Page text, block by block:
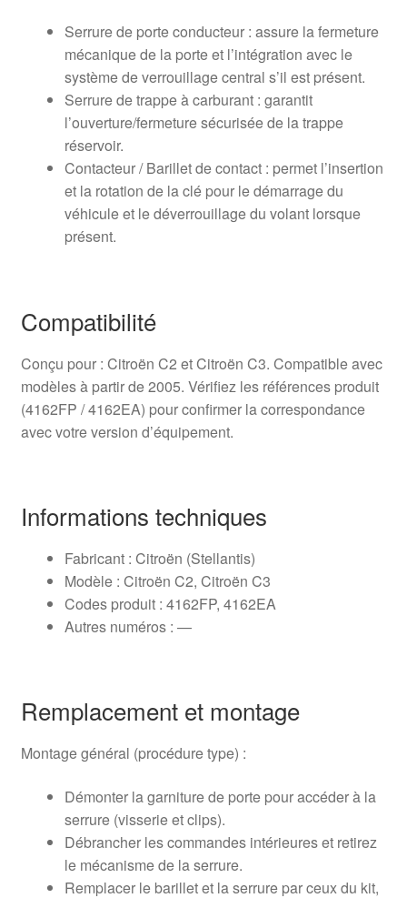
Serrure de porte conducteur : assure la fermeture
mécanique de la porte et l’intégration avec le
système de verrouillage central s’il est présent.
Serrure de trappe à carburant : garantit
l’ouverture/fermeture sécurisée de la trappe
réservoir.
Contacteur / Barillet de contact : permet l’insertion
et la rotation de la clé pour le démarrage du
véhicule et le déverrouillage du volant lorsque
présent.
Compatibilité
Conçu pour : Citroën C2 et Citroën C3. Compatible avec
modèles à partir de 2005. Vérifiez les références produit
(4162FP / 4162EA) pour confirmer la correspondance
avec votre version d’équipement.
Informations techniques
Fabricant : Citroën (Stellantis)
Modèle : Citroën C2, Citroën C3
Codes produit : 4162FP, 4162EA
Autres numéros : —
Remplacement et montage
Montage général (procédure type) :
Démonter la garniture de porte pour accéder à la
serrure (visserie et clips).
Débrancher les commandes intérieures et retirez
le mécanisme de la serrure.
Remplacer le barillet et la serrure par ceux du kit,